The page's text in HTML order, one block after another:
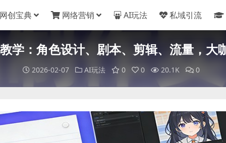
网创宝典 网络营销 AI玩法 私域引流
学：角色设计、剧本、剪辑、流量，大
2026-02-07 AI玩法 0 0 20.1K 0